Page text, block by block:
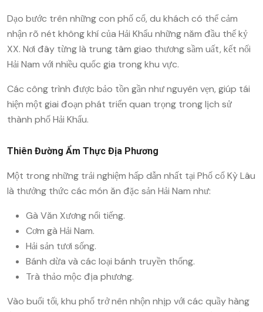
Dạo bước trên những con phố cổ, du khách có thể cảm
nhận rõ nét không khí của Hải Khẩu những năm đầu thế kỷ
XX. Nơi đây từng là trung tâm giao thương sầm uất, kết nối
Hải Nam với nhiều quốc gia trong khu vực.
Các công trình được bảo tồn gần như nguyên vẹn, giúp tái
hiện một giai đoạn phát triển quan trọng trong lịch sử
thành phố Hải Khẩu.
Thiên Đường Ẩm Thực Địa Phương
Một trong những trải nghiệm hấp dẫn nhất tại Phố cổ Kỳ Lâu
là thưởng thức các món ăn đặc sản Hải Nam như:
Gà Văn Xương nổi tiếng.
Cơm gà Hải Nam.
Hải sản tươi sống.
Bánh dừa và các loại bánh truyền thống.
Trà thảo mộc địa phương.
Vào buổi tối, khu phố trở nên nhộn nhịp với các quầy hàng